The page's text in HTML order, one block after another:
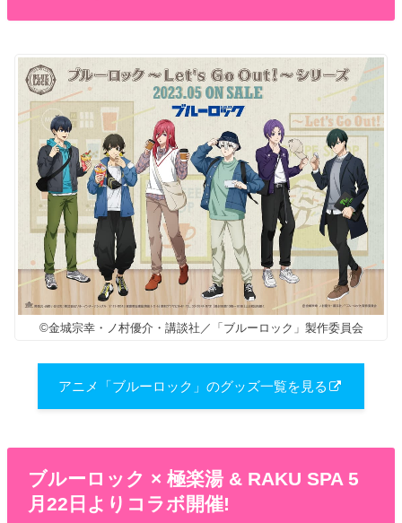
©金城宗幸・ノ村優介・講談社／「ブルーロック」製作委員会
アニメ「ブルーロック」のグッズ一覧を見る
ブルーロック × 極楽湯 & RAKU SPA 5
月22日よりコラボ開催!